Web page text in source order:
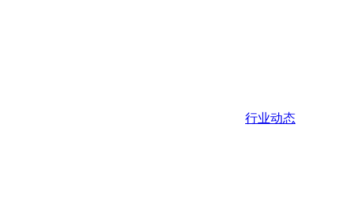
行业动态